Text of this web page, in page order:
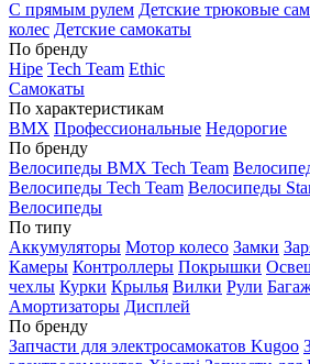
С прямым рулем Детские трюковые
колес Детские самокаты
По бренду
Hipe Tech Team Ethic
Самокаты
По характеристикам
BMX Профессиональные Недорогие
По бренду
Велосипеды BMX Tech Team
Велосипеды Tech Team Велосипеды
Велосипеды
По типу
Аккумуляторы Мотор колесо Замки
Камеры Контроллеры Покрышки
чехлы Курки Крылья Вилки Рули
Амортизаторы Дисплей
По бренду
Запчасти для электросамокатов Kugoo